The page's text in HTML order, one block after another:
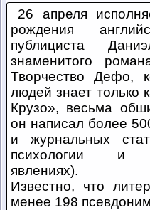
26 апреля
рождения
публициста
знаменитого
Творчество Дефо,
людей знает только
Крузо», весьма
он написал более
и журнальных
психологии и
явлениях).
Известно, что
менее 198